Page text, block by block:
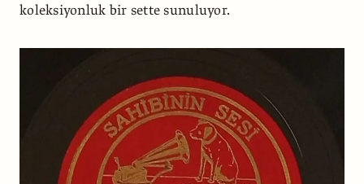
koleksiyonluk bir sette sunuluyor.